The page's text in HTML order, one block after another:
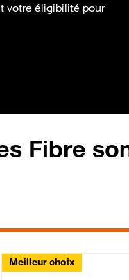
votre éligibilité pour
Fibre
Meilleur choix